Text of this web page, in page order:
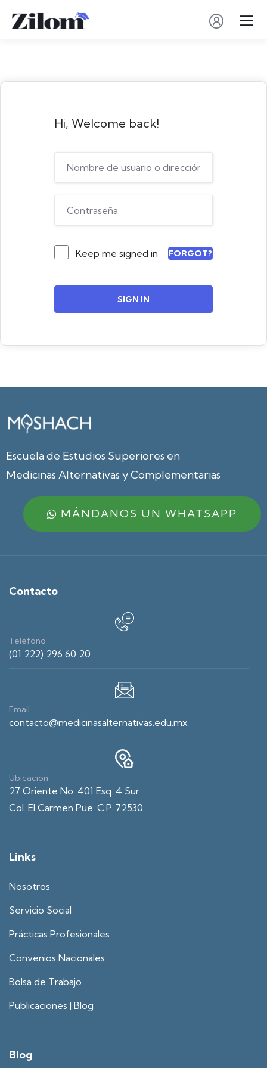
Hi, Welcome back!
Keep me signed in FORGOT?
SIGN IN
Escuela de Estudios Superiores en
Medicinas Alternativas y Complementarias
MÁNDANOS UN WHATSAPP
Contacto
Teléfono
(01 222) 296 60 20
Email
contacto@medicinasalternativas.edu.mx
Ubicación
27 Oriente No. 401 Esq. 4 Sur
Col. El Carmen Pue. C.P. 72530
Links
Nosotros
Servicio Social
Prácticas Profesionales
Convenios Nacionales
Bolsa de Trabajo
Publicaciones | Blog
Blog